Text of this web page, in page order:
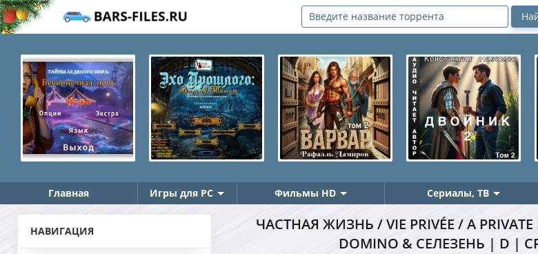
Главная Игры для PC Фильмы HD Сериалы, ТВ
НАВИГАЦИЯ
ЧАСТНАЯ ЖИЗНЬ / VIE PRIVÉE / A PRIVATE
DOMINO & СЕЛЕЗЕНЬ | D |